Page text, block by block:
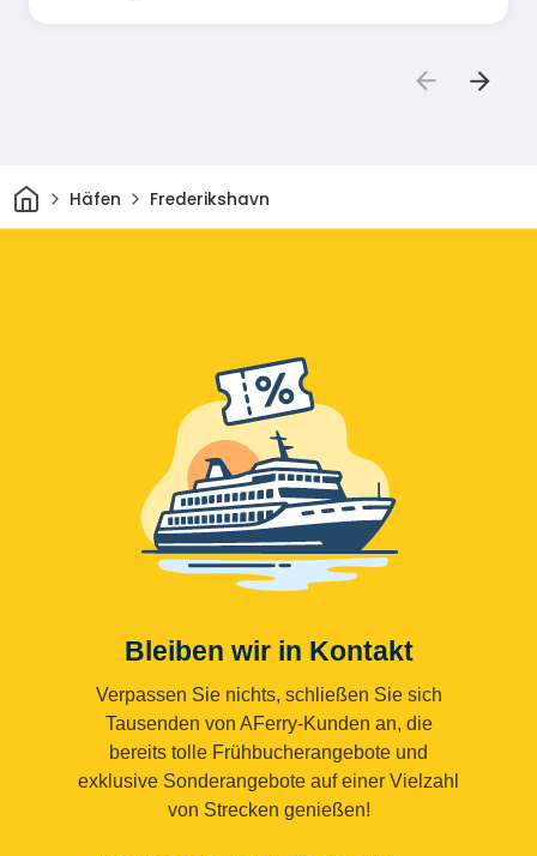
HeimHäfen Frederikshavn
Bleiben wir in Kontakt
Verpassen Sie nichts, schließen Sie sich
Tausenden von AFerry-Kunden an, die
bereits tolle Frühbucherangebote und
exklusive Sonderangebote auf einer Vielzahl
von Strecken genießen!